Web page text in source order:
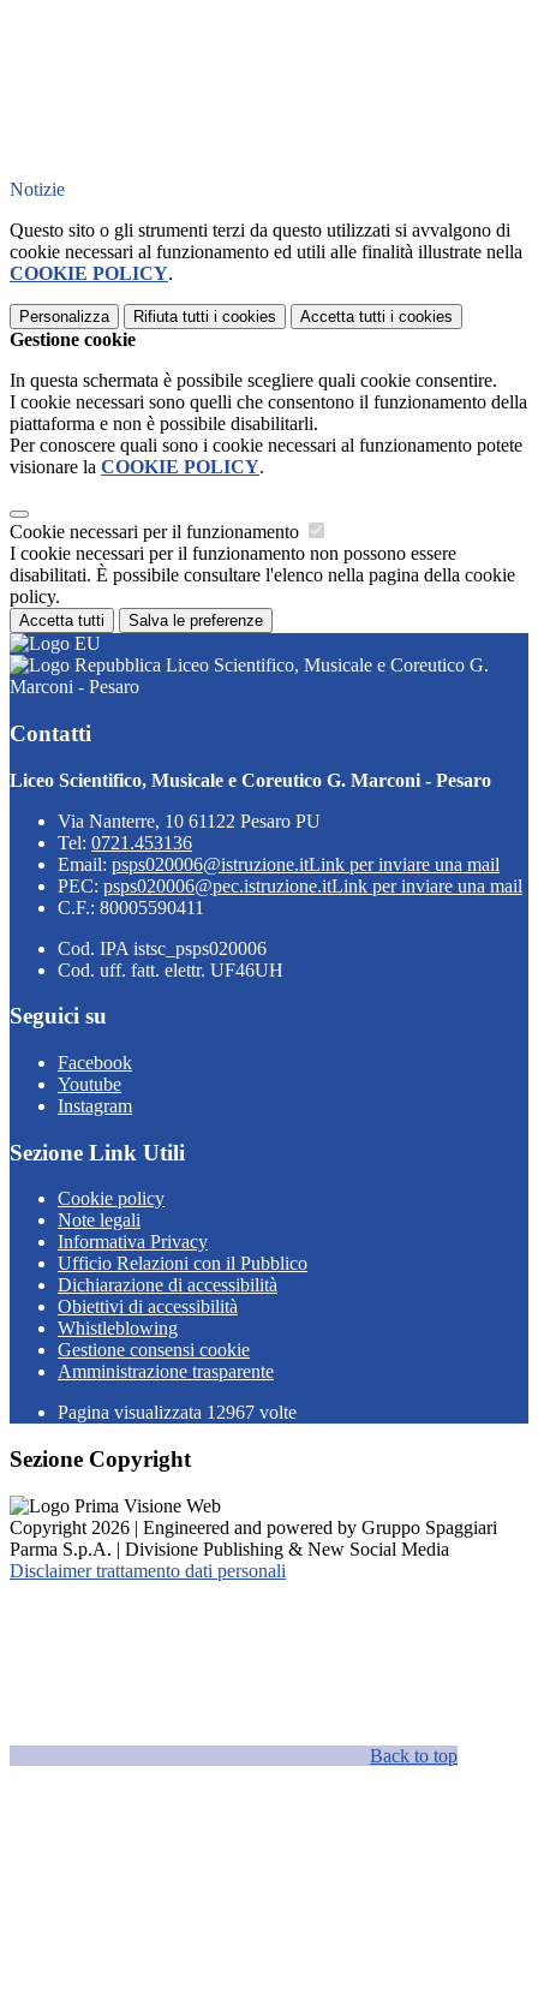
Notizie
Questo sito o gli strumenti terzi da questo utilizzati si avvalgono di
cookie necessari al funzionamento ed utili alle finalità illustrate nella
COOKIE POLICY.
Personalizza Rifiuta tutti i cookies Accetta tutti i cookies
Gestione cookie
In questa schermata è possibile scegliere quali cookie consentire.
I cookie necessari sono quelli che consentono il funzionamento della
piattaforma e non è possibile disabilitarli.
Per conoscere quali sono i cookie necessari al funzionamento potete
visionare la COOKIE POLICY.
Cookie necessari per il funzionamento
I cookie necessari per il funzionamento non possono essere
disabilitati. È possibile consultare l'elenco nella pagina della cookie
policy.
Accetta tutti Salva le preferenze
Liceo Scientifico, Musicale e Coreutico G.
Marconi - Pesaro
Contatti
Liceo Scientifico, Musicale e Coreutico G. Marconi - Pesaro
Via Nanterre, 10 61122 Pesaro PU
Tel: 0721.453136
Email: psps020006@istruzione.itLink per inviare una mail
PEC: psps020006@pec.istruzione.itLink per inviare una mail
C.F.: 80005590411
Cod. IPA istsc_psps020006
Cod. uff. fatt. elettr. UF46UH
Seguici su
Facebook
Youtube
Instagram
Sezione Link Utili
Cookie policy
Note legali
Informativa Privacy
Ufficio Relazioni con il Pubblico
Dichiarazione di accessibilità
Obiettivi di accessibilità
Whistleblowing
Gestione consensi cookie
Amministrazione trasparente
Pagina visualizzata 12967 volte
Sezione Copyright
Copyright 2026 | Engineered and powered by Gruppo Spaggiari
Parma S.p.A. | Divisione Publishing & New Social Media
Disclaimer trattamento dati personali
Back to top